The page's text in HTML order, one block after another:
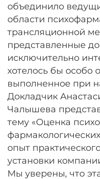
объединило
области
трансляционной
представленные
исключительно
хотелось бы особо
выполненное при
Докладчик
Чалышева
тему «Оценка
опыт
установки
Мы уверены, что